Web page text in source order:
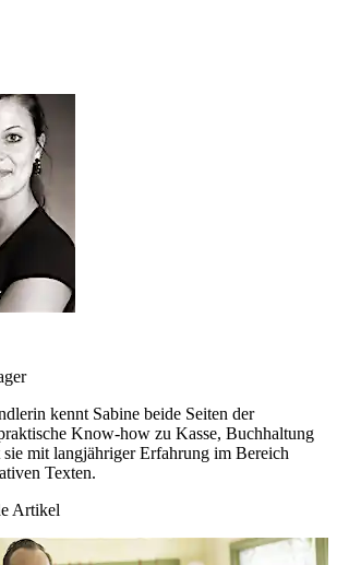
kennt Sabine beide Seiten der
Know-how zu Kasse, Buchhaltung
mit langjähriger Erfahrung im Bereich
Texten.
Artikel